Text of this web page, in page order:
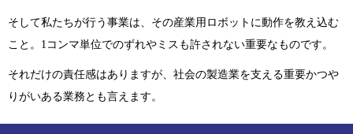
そして私たちが行う事業は、その産業用ロボットに動作を教え込む
こと。1コンマ単位でのずれやミスも許されない重要なものです。
それだけの責任感はありますが、社会の製造業を支える重要かつや
りがいある業務とも言えます。